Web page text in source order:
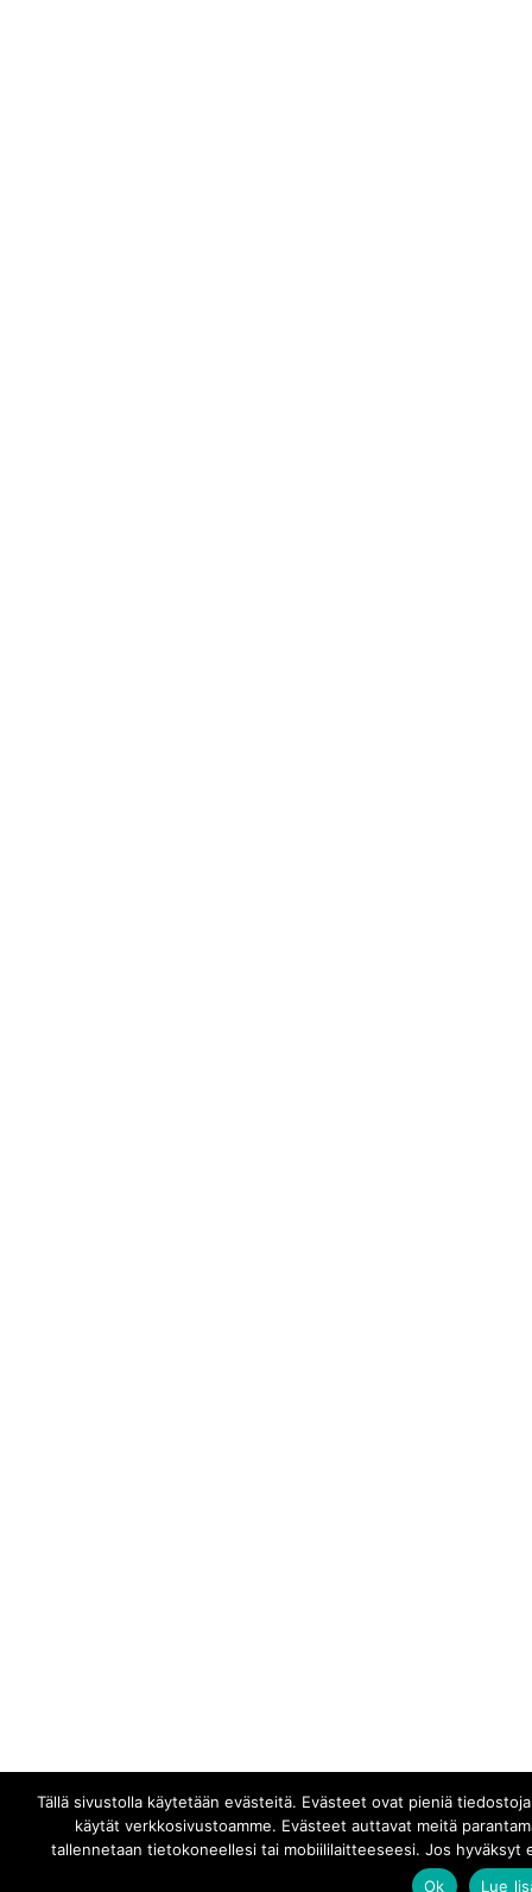
Tällä sivustolla käytetään evästeitä. Evästeet ovat pieniä
käytät verkkosivustoamme. Evästeet auttavat meitä
tallennetaan tietokoneellesi tai mobiililaitteeseesi. Jos hyväksyt
Ok
Lue